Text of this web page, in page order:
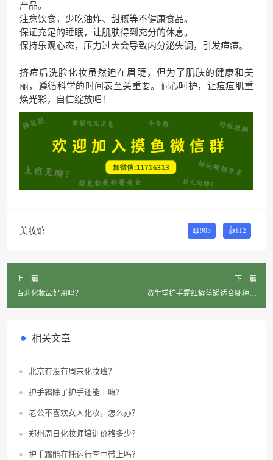
产品。
注意饮食，少吃油炸、甜腻等不健康食品。
保证充足的睡眠，让肌肤得到充分的休息。
保持乐观心态，压力过大会导致内分泌失调，引发痘痘。
挤痘后洗脸化妆虽然迫在眉睫，但为了肌肤的健康和美
丽，遵循科学的时间表至关重要。耐心呵护，让痘痘肌重
焕光彩，自信绽放吧！
美妆馆 📖905 👍112
上一篇
百莉化妆品好用吗？
下一篇
资生堂护手霜红罐蓝罐适合哪种皮
相关文章
北京有没有周末化妆班？
护手霜除了护手还能干嘛？
老公不喜欢女人化妆，怎么办？
郑州周日化妆师培训价格多少？
护手霜能在托运行李中带上吗？